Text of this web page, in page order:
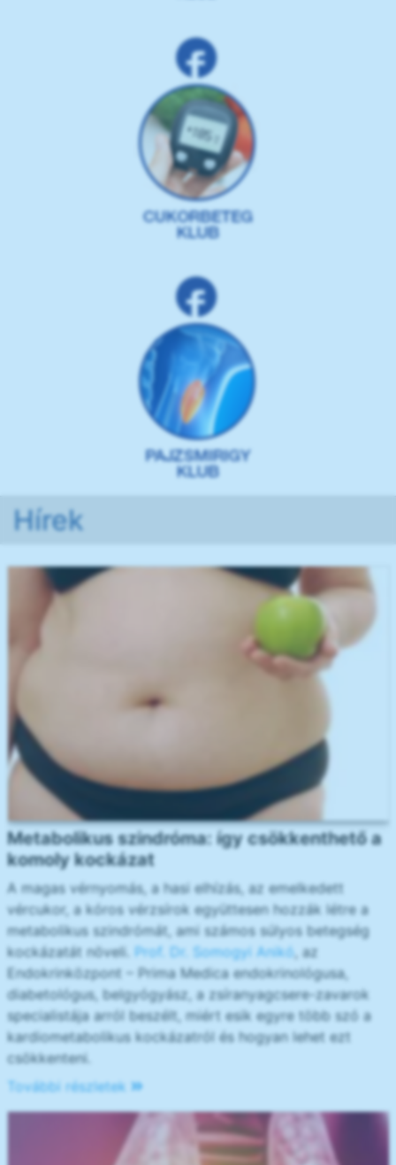
Hírek
Metabolikus szindróma: így csökkenthető a
komoly kockázat
A magas vérnyomás, a hasi elhízás, az emelkedett
vércukor, a kóros vérzsírok együttesen hozzák létre a
metabolikus szindrómát, ami számos súlyos betegség
kockázatát növeli. Prof. Dr. Somogyi Anikó, az
Endokrinközpont – Prima Medica endokrinológusa,
diabetológus, belgyógyász, a zsíranyagcsere-zavarok
specialistája arról beszélt, miért esik egyre több szó a
kardiometabolikus kockázatról és hogyan lehet ezt
csökkenteni.
További részletek